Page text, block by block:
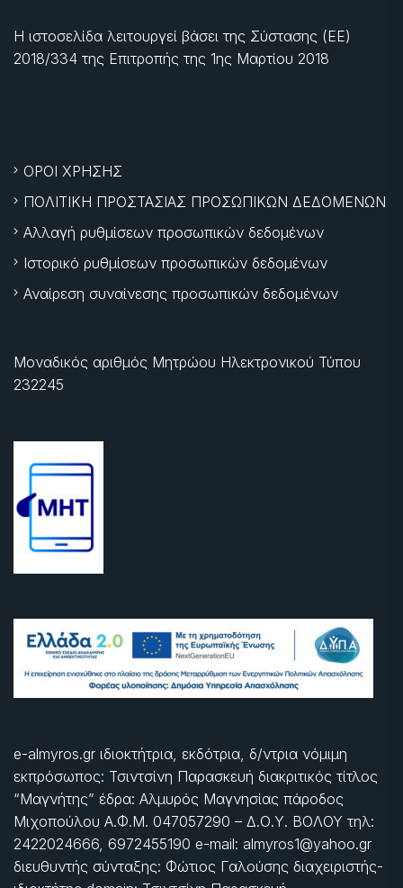
Η ιστοσελίδα λειτουργεί βάσει της Σύστασης (ΕΕ)
2018/334 της Επιτροπής της 1ης Μαρτίου 2018
ΟΡΟΙ ΧΡΗΣΗΣ
ΠΟΛΙΤΙΚΗ ΠΡΟΣΤΑΣΙΑΣ ΠΡΟΣΩΠΙΚΩΝ ΔΕΔΟΜΕΝΩΝ
Αλλαγή ρυθμίσεων προσωπικών δεδομένων
Ιστορικό ρυθμίσεων προσωπικών δεδομένων
Αναίρεση συναίνεσης προσωπικών δεδομένων
Μοναδικός αριθμός Μητρώου Ηλεκτρονικού Τύπου
232245
e-almyros.gr ιδιοκτήτρια, εκδότρια, δ/ντρια νόμιμη
εκπρόσωπος: Τσιντσίνη Παρασκευή διακριτικός τίτλος
“Μαγνήτης” έδρα: Αλμυρός Μαγνησίας πάροδος
Μιχοπούλου Α.Φ.Μ. 047057290 – Δ.Ο.Υ. ΒΟΛΟΥ τηλ:
2422024666, 6972455190 e-mail: almyros1@yahoo.gr
διευθυντής σύνταξης: Φώτιος Γαλούσης διαχειριστής-